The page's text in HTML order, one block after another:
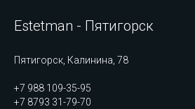
Estetman - Пятигорск
Пятигорск, Калинина, 78
+7 988 109-35-95
+7 8793 31-79-70